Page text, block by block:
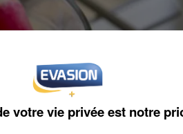
votre vie privée est notre